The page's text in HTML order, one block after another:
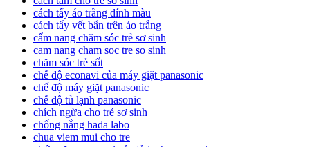
cách tẩy áo trắng dính màu
cách tẩy vết bẩn trên áo trắng
cẩm nang chăm sóc trẻ sơ sinh
cam nang cham soc tre so sinh
chăm sóc trẻ sốt
chế độ econavi của máy giặt panasonic
chế độ máy giặt panasonic
chế độ tủ lạnh panasonic
chích ngừa cho trẻ sơ sinh
chống nắng hada labo
chua viem mui cho tre